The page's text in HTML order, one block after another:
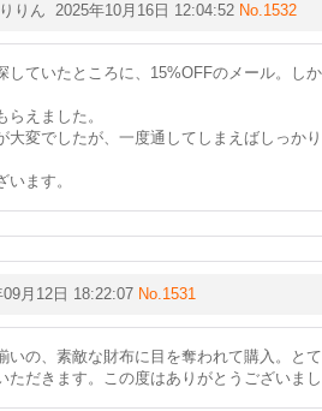
りん 2025年10月16日 12:04:52 No.1532
していたところに、15%OFFのメール。し
えました。
変でしたが、一度通してしまえばしっか
ます。
月12日 18:22:07 No.1531
の、素敵な財布に目を奪われて購入。と
ただきます。この度はありがとうございま